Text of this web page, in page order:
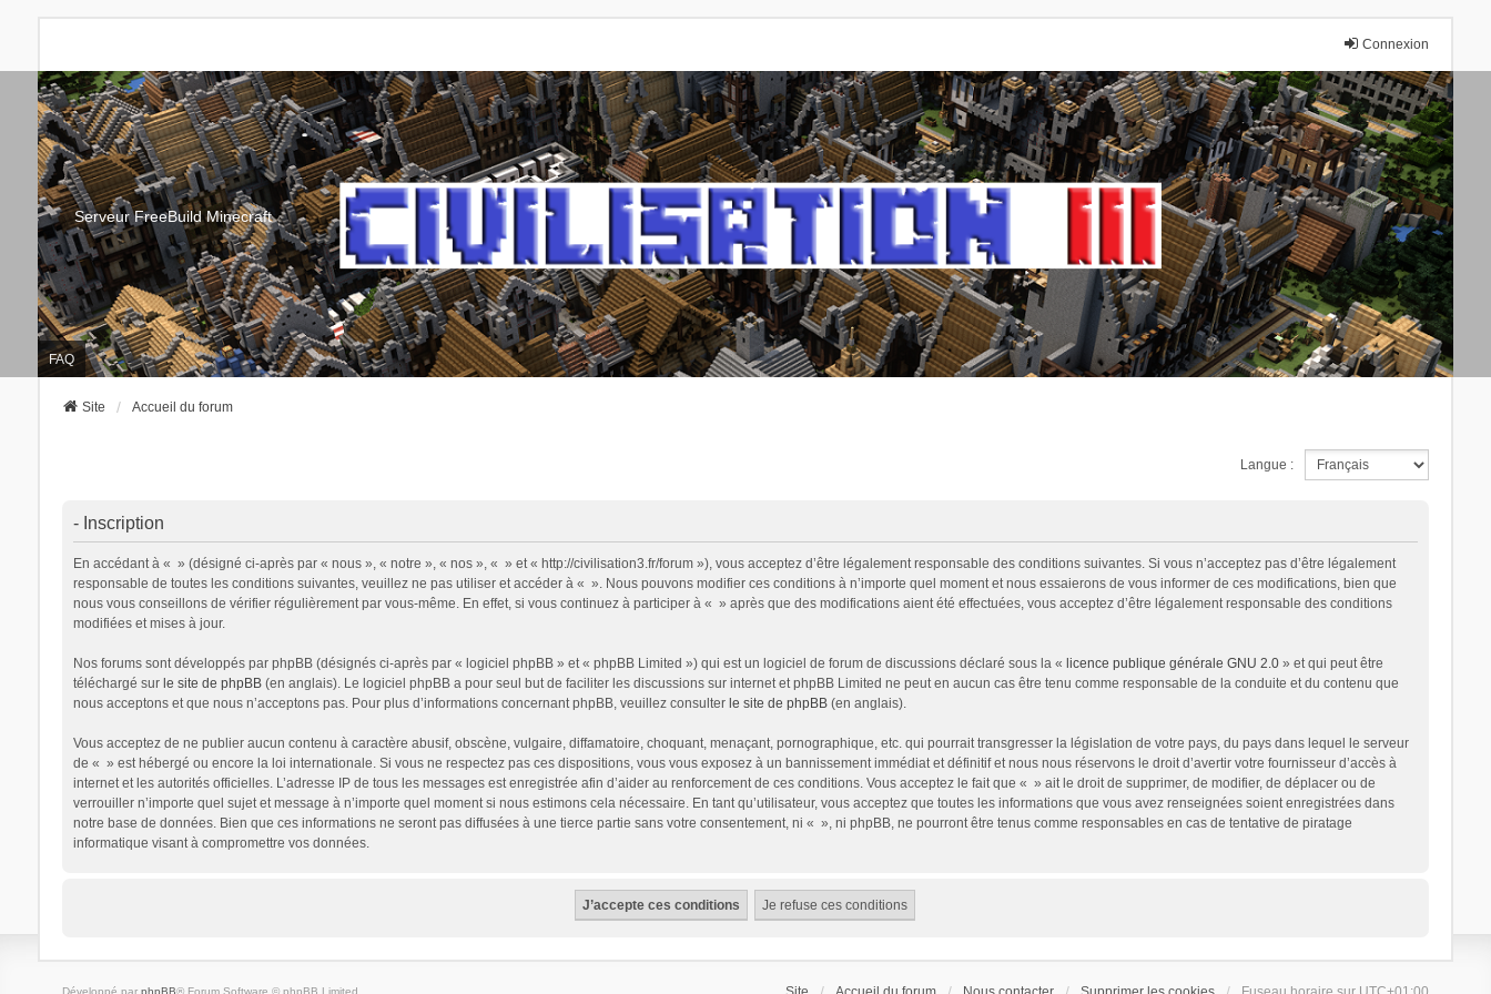
Connexion
Serveur FreeBuild Minecraft
FAQ
Site Accueil du forum
Langue :
- Inscription
En accédant à « » (désigné ci-après par « nous », « notre », « nos », « » et « http://civilisation3.fr/forum »), vous acceptez d’être légalement responsable des conditions suivantes. Si vous n’acceptez pas d’être légalement
responsable de toutes les conditions suivantes, veuillez ne pas utiliser et accéder à « ». Nous pouvons modifier ces conditions à n’importe quel moment et nous essaierons de vous informer de ces modifications, bien que
nous vous conseillons de vérifier régulièrement par vous-même. En effet, si vous continuez à participer à « » après que des modifications aient été effectuées, vous acceptez d’être légalement responsable des conditions
modifiées et mises à jour.
Nos forums sont développés par phpBB (désignés ci-après par « logiciel phpBB » et « phpBB Limited ») qui est un logiciel de forum de discussions déclaré sous la « licence publique générale GNU 2.0» et qui peut être
téléchargé sur le site de phpBB(en anglais). Le logiciel phpBB a pour seul but de faciliter les discussions sur internet et phpBB Limited ne peut en aucun cas être tenu comme responsable de la conduite et du contenu que
nous acceptons et que nous n’acceptons pas. Pour plus d’informations concernant phpBB, veuillez consulter le site de phpBB(en anglais).
Vous acceptez de ne publier aucun contenu à caractère abusif, obscène, vulgaire, diffamatoire, choquant, menaçant, pornographique, etc. qui pourrait transgresser la législation de votre pays, du pays dans lequel le serveur
de « » est hébergé ou encore la loi internationale. Si vous ne respectez pas ces dispositions, vous vous exposez à un bannissement immédiat et définitif et nous nous réservons le droit d’avertir votre fournisseur d’accès à
internet et les autorités officielles. L’adresse IP de tous les messages est enregistrée afin d’aider au renforcement de ces conditions. Vous acceptez le fait que « » ait le droit de supprimer, de modifier, de déplacer ou de
verrouiller n’importe quel sujet et message à n’importe quel moment si nous estimons cela nécessaire. En tant qu’utilisateur, vous acceptez que toutes les informations que vous avez renseignées soient enregistrées dans
notre base de données. Bien que ces informations ne seront pas diffusées à une tierce partie sans votre consentement, ni « », ni phpBB, ne pourront être tenus comme responsables en cas de tentative de piratage
informatique visant à compromettre vos données.
Développé par phpBB® Forum Software © phpBB Limited